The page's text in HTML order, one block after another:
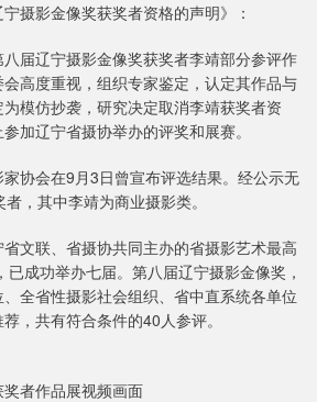
摄影金像奖获奖者资格的声明》：
届辽宁摄影金像奖获奖者李靖部分参评作
高度重视，组织专家鉴定，认定其作品与
模仿抄袭，研究决定取消李靖获奖者资
加辽宁省摄协举办的评奖和展赛。
协会在9月3日曾宣布评选结果。经公示无
，其中李靖为商业摄影类。
文联、省摄协共同主办的省摄影艺术最高
成功举办七届。第八届辽宁摄影金像奖，
全省性摄影社会组织、省中直系统各单位
，共有符合条件的40人参评。
者作品展视频画面